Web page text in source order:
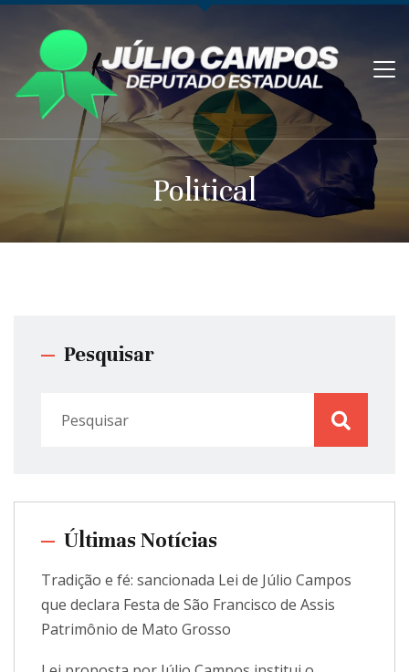
Political
Pesquisar
Últimas Notícias
Tradição e fé: sancionada Lei de Júlio Campos
que declara Festa de São Francisco de Assis
Patrimônio de Mato Grosso